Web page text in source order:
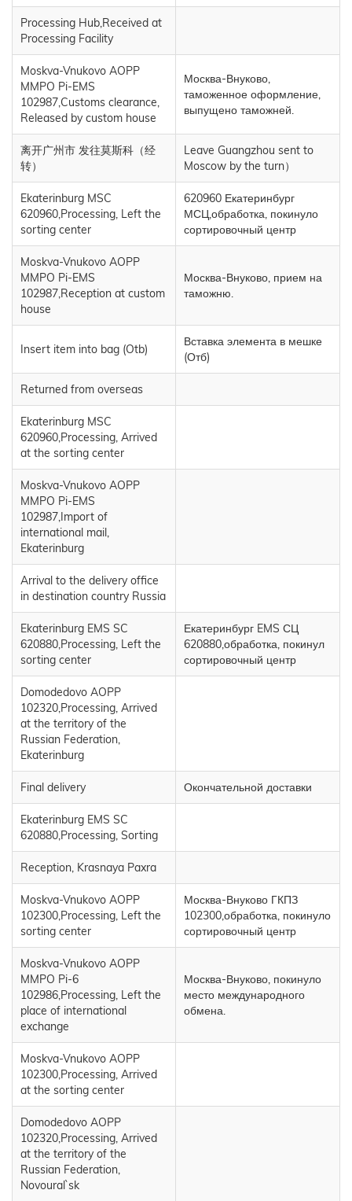
Processing Hub,Received at
Processing Facility
Moskva-Vnukovo AOPP
MMPO Pi-EMS
102987,Customs clearance,
Released by custom house
Москва-Внуково,
таможенное оформление,
выпущено таможней.
离开广州市 发往莫斯科（经
转）
Leave Guangzhou sent to
Moscow by the turn）
Ekaterinburg MSC
620960,Processing, Left the
sorting center
620960 Екатеринбург
МСЦ,обработка, покинуло
сортировочный центр
Moskva-Vnukovo AOPP
MMPO Pi-EMS
102987,Reception at custom
house
Москва-Внуково, прием на
таможню.
Insert item into bag (Otb)
Вставка элемента в мешке
(Отб)
Returned from overseas
Ekaterinburg MSC
620960,Processing, Arrived
at the sorting center
Moskva-Vnukovo AOPP
MMPO Pi-EMS
102987,Import of
international mail,
Ekaterinburg
Arrival to the delivery office
in destination country Russia
Ekaterinburg EMS SC
620880,Processing, Left the
sorting center
Екатеринбург EMS СЦ
620880,обработка, покинул
сортировочный центр
Domodedovo AOPP
102320,Processing, Arrived
at the territory of the
Russian Federation,
Ekaterinburg
Final delivery Окончательной доставки
Ekaterinburg EMS SC
620880,Processing, Sorting
Reception, Krasnaya Paxra
Moskva-Vnukovo AOPP
102300,Processing, Left the
sorting center
Москва-Внуково ГКПЗ
102300,обработка, покинуло
сортировочный центр
Moskva-Vnukovo AOPP
MMPO Pi-6
102986,Processing, Left the
place of international
exchange
Москва-Внуково, покинуло
место международного
обмена.
Moskva-Vnukovo AOPP
102300,Processing, Arrived
at the sorting center
Domodedovo AOPP
102320,Processing, Arrived
at the territory of the
Russian Federation,
Novoural`sk